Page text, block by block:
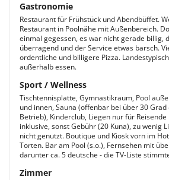
Gastronomie
Restaurant für Frühstück und Abendbüffet.
Restaurant in Poolnähe mit Außenbereich.
einmal gegessen, es war nicht gerade billig,
überragend und der Service etwas barsch.
ordentliche und billigere Pizza.
außerhalb essen.
Sport / Wellness
Tischtennisplatte, Gymnastikraum, Pool
und innen, Sauna (offenbar bei über 30
Betrieb), Kinderclub, Liegen nur für
inklusive, sonst Gebühr (20 Kuna), zu wenig
nicht genutzt. Boutique und Kiosk vorn im
Torten. Bar am Pool (s.o.), Fernsehen mit
darunter ca. 5 deutsche - die TV-Liste
Zimmer